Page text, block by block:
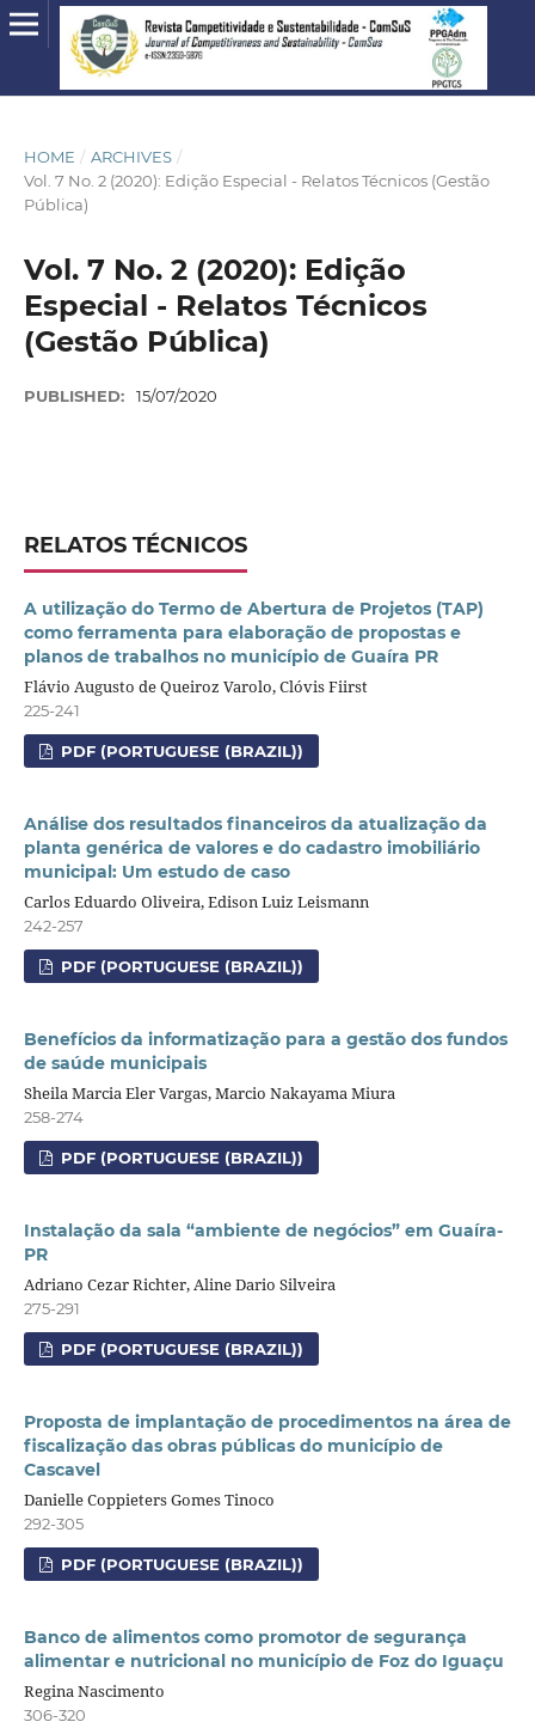
HOME / ARCHIVES /
Vol. 7 No. 2 (2020): Edição Especial - Relatos Técnicos (Gestão
Pública)
Vol. 7 No. 2 (2020): Edição
Especial - Relatos Técnicos
(Gestão Pública)
PUBLISHED: 15/07/2020
RELATOS TÉCNICOS
A utilização do Termo de Abertura de Projetos (TAP)
como ferramenta para elaboração de propostas e
planos de trabalhos no município de Guaíra PR
Flávio Augusto de Queiroz Varolo, Clóvis Fiirst
225-241
PDF (PORTUGUESE (BRAZIL))
Análise dos resultados financeiros da atualização da
planta genérica de valores e do cadastro imobiliário
municipal: Um estudo de caso
Carlos Eduardo Oliveira, Edison Luiz Leismann
242-257
PDF (PORTUGUESE (BRAZIL))
Benefícios da informatização para a gestão dos fundos
de saúde municipais
Sheila Marcia Eler Vargas, Marcio Nakayama Miura
258-274
PDF (PORTUGUESE (BRAZIL))
Instalação da sala “ambiente de negócios” em Guaíra-
PR
Adriano Cezar Richter, Aline Dario Silveira
275-291
PDF (PORTUGUESE (BRAZIL))
Proposta de implantação de procedimentos na área de
fiscalização das obras públicas do município de
Cascavel
Danielle Coppieters Gomes Tinoco
292-305
PDF (PORTUGUESE (BRAZIL))
Banco de alimentos como promotor de segurança
alimentar e nutricional no município de Foz do Iguaçu
Regina Nascimento
306-320